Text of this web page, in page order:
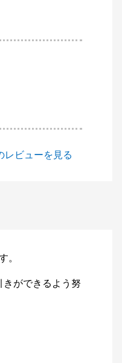
レビューを見る
。
ができるよう努